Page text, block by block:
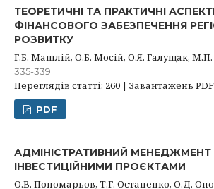
ТЕОРЕТИЧНІ ТА ПРАКТИЧНІ
ФІНАНСОВОГО ЗАБЕЗПЕЧЕННЯ
РОЗВИТКУ
Г.Б. Машлій, О.Б. Мосій, О.Я. Галущак,
335-339
Переглядів статті: 260 | Завантажень
PDF
АДМІНІСТРАТИВНИЙ МЕНЕДЖМЕНТ
ІНВЕСТИЦІЙНИМИ ПРОЄКТАМИ
О.В. Пономарьов, Т.Г. Остапенко, О.Д.